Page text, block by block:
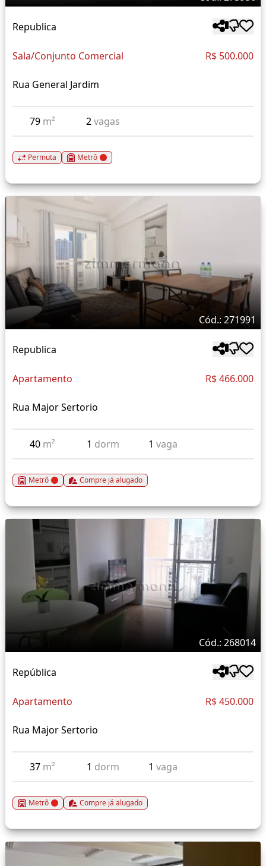
Republica
Sala/Conjunto Comercial R$ 500.000
Rua General Jardim
79 m² 2vagas
Permuta Metrô
Cód.: 271991
Republica
Apartamento R$ 466.000
Rua Major Sertorio
40 m² 1 dorm 1vaga
Metrô Compre já alugado
Cód.: 268014
República
Apartamento R$ 450.000
Rua Major Sertorio
37 m² 1 dorm 1vaga
Metrô Compre já alugado